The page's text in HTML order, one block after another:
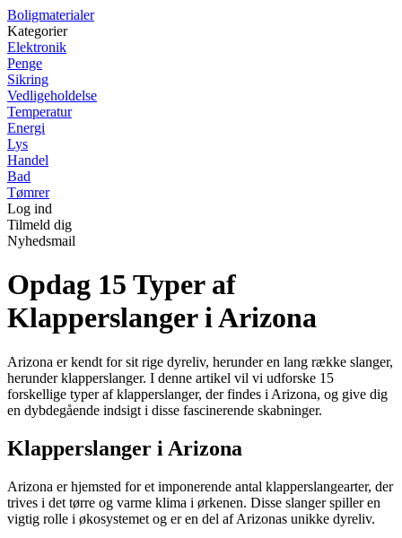
Boligmaterialer
Kategorier
Elektronik
Penge
Sikring
Vedligeholdelse
Temperatur
Energi
Lys
Handel
Bad
Tømrer
Log ind
Tilmeld dig
Nyhedsmail
Opdag 15 Typer af
Klapperslanger i Arizona
Arizona er kendt for sit rige dyreliv, herunder en lang række slanger,
herunder klapperslanger. I denne artikel vil vi udforske 15
forskellige typer af klapperslanger, der findes i Arizona, og give dig
en dybdegående indsigt i disse fascinerende skabninger.
Klapperslanger i Arizona
Arizona er hjemsted for et imponerende antal klapperslangearter, der
trives i det tørre og varme klima i ørkenen. Disse slanger spiller en
vigtig rolle i økosystemet og er en del af Arizonas unikke dyreliv.